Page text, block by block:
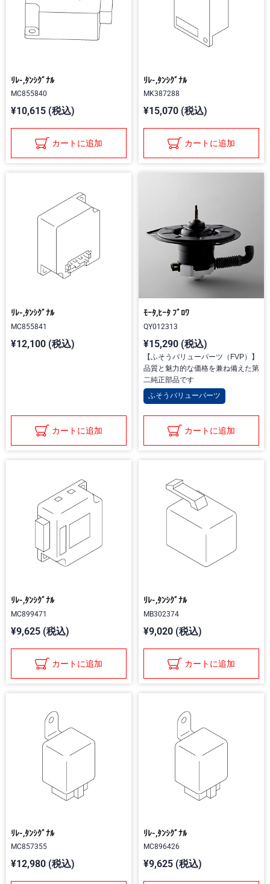
ﾘﾚ-,ﾀﾝｼｸﾞﾅﾙ
MC855840
¥10,615 (税込)
カートに追加
ﾘﾚ-,ﾀﾝｼｸﾞﾅﾙ
MK387288
¥15,070 (税込)
カートに追加
ﾘﾚ-,ﾀﾝｼｸﾞﾅﾙ
MC855841
¥12,100 (税込)
カートに追加
ﾓｰﾀ,ﾋｰﾀ ﾌﾞﾛﾜ
QY012313
¥15,290 (税込)
【ふそうバリューパーツ（FVP）】
品質と魅力的な価格を兼ね備えた第
二純正部品です
ふそうバリューパーツ
カートに追加
ﾘﾚ-,ﾀﾝｼｸﾞﾅﾙ
MC899471
¥9,625 (税込)
カートに追加
ﾘﾚ-,ﾀﾝｼｸﾞﾅﾙ
MB302374
¥9,020 (税込)
カートに追加
ﾘﾚ-,ﾀﾝｼｸﾞﾅﾙ
MC857355
¥12,980 (税込)
ﾘﾚ-,ﾀﾝｼｸﾞﾅﾙ
MC896426
¥9,625 (税込)